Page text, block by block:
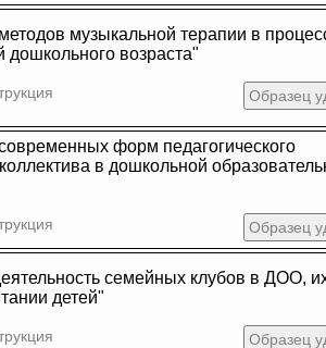
музыкальной терапии в
дошкольного возраста"
Образец
форм педагогического
в дошкольной
Образец
семейных клубов в ДОО,
детей"
Образец